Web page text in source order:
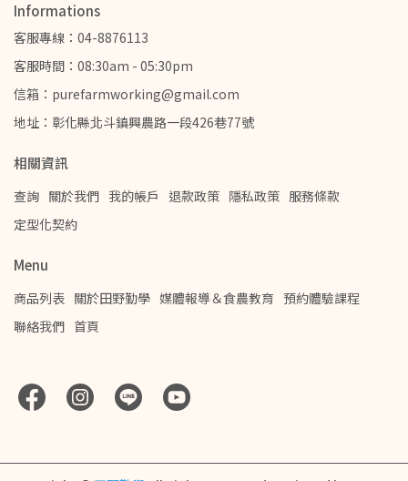
Informations
客服專線：04-8876113
客服時間：08:30am - 05:30pm
信箱：purefarmworking@gmail.com
地址：彰化縣北斗鎮興農路一段426巷77號
相關資訊
查詢 關於我們 我的帳戶 退款政策 隱私政策 服務條款
定型化契約
Menu
商品列表 關於田野勤學 媒體報導＆食農教育 預約體驗課程
聯絡我們 首頁